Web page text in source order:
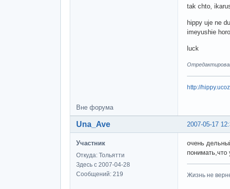
tak chto,
hippy uje ne
imeyushie
luck
http://
Вне форума
2007-05-17
Una_Ave
Участник
Откуда: Тольятти
Здесь с 2007-04-28
Сообщений: 219
очень
понимать,что
Жизнь не